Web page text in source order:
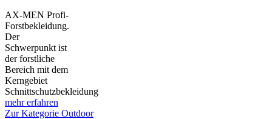
AX-MEN Profi-
Forstbekleidung.
Der
Schwerpunkt ist
der forstliche
Bereich mit dem
Kerngebiet
Schnittschutzbekleidung
mehr erfahren
Zur Kategorie Outdoor